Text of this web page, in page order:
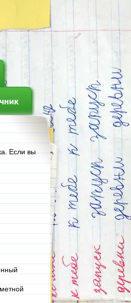
Если вы